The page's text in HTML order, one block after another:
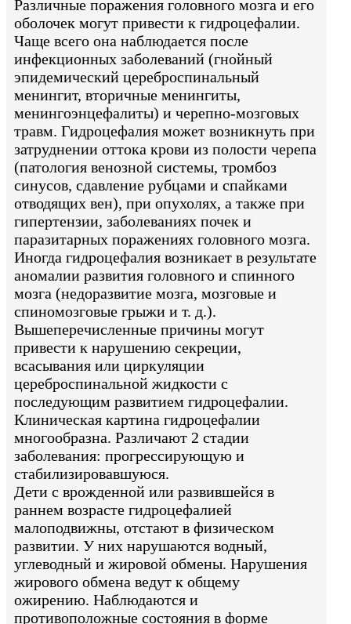
Различные поражения головного мозга и его
оболочек могут привести к гидроцефалии.
Чаще всего она наблюдается после
инфекционных заболеваний (гнойный
эпидемический цереброспинальный
менингит, вторичные менингиты,
менингоэнцефалиты) и черепно-мозговых
травм. Гидроцефалия может возникнуть при
затруднении оттока крови из полости черепа
(патология венозной системы, тромбоз
синусов, сдавление рубцами и спайками
отводящих вен), при опухолях, а также при
гипертензии, заболеваниях почек и
паразитарных поражениях головного мозга.
Иногда гидроцефалия возникает в результате
аномалии развития головного и спинного
мозга (недоразвитие мозга, мозговые и
спиномозговые грыжи и т. д.).
Вышеперечисленные причины могут
привести к нарушению секреции,
всасывания или циркуляции
цереброспинальной жидкости с
последующим развитием гидроцефалии.
Клиническая картина гидроцефалии
многообразна. Различают 2 стадии
заболевания: прогрессирующую и
стабилизировавшуюся.
Дети с врожденной или развившейся в
раннем возрасте гидроцефалией
малоподвижны, отстают в физическом
развитии. У них нарушаются водный,
углеводный и жировой обмены. Нарушения
жирового обмена ведут к общему
ожирению. Наблюдаются и
противоположные состояния в форме